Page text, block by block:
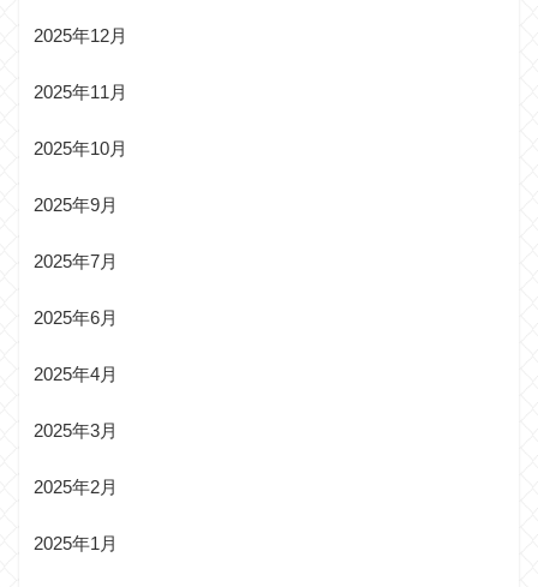
2025年12月
2025年11月
2025年10月
2025年9月
2025年7月
2025年6月
2025年4月
2025年3月
2025年2月
2025年1月